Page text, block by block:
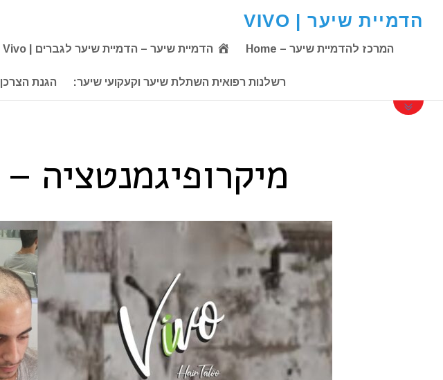
הדמיית שיער | VIVO
המרכז להדמיית שיער – Home הדמיית שיער – הדמיית שיער לגברים | Vivo
רשלנות רפואית השתלת שיער וקעקועי שיער: הגנת הצרכן
מיקרופיגמנטציה – Micropigmentation